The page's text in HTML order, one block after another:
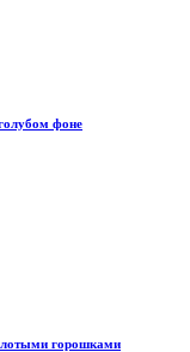
фоне
горошками